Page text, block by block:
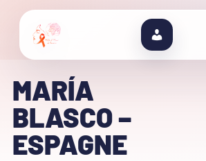
MARÍA
BLASCO –
ESPAGNE